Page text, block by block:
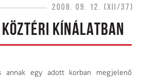
2008. 09. 12. (XII/37)
KÍNÁLATBAN
annak egy adott korban megjelenő